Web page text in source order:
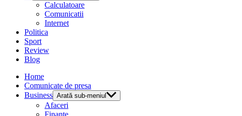
Calculatoare
Comunicatii
Internet
Politica
Sport
Review
Blog
Home
Comunicate de presa
Business Arată sub-meniul
Afaceri